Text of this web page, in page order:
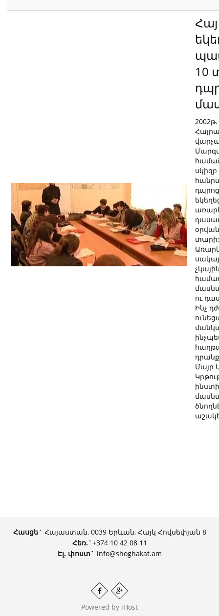
10
տարի:
ու
Ինչ
Մայր
Հասցե` Հայաստան, 0039 Երևան, Հայկ Հովսեփյան 8
Հեռ.`+374 10 42 08 11
Էլ. փոստ` info@shoghakat.am
Powered by iHost